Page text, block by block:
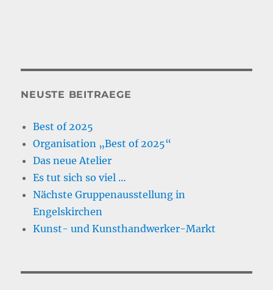
NEUSTE BEITRAEGE
Best of 2025
Organisation „Best of 2025“
Das neue Atelier
Es tut sich so viel …
Nächste Gruppenausstellung in
Engelskirchen
Kunst- und Kunsthandwerker-Markt